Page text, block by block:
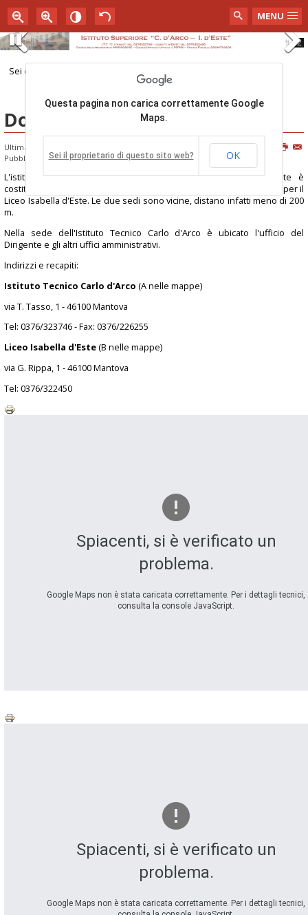
MENU
1
2
Pause
Sei qui:
Dove siamo
Ultima modifica: Giovedì, 06 Ottobre 2011 09:50
Pubblicato: Lunedì, 18 Gennaio 2010 17:53
L'istituto di Istruzione Superiore Carlo d'Arco e Isabella d'Este è
costituito da due sedi, una per l'Istituto Tecnico Carlo d'Arco
ed una per il
Liceo Isabella d'Este. Le due sedi sono vicine, distano infatti meno di 200
m.
Nella sede dell'Istituto Tecnico Carlo d'Arco è ubicato l'ufficio del
Dirigente e gli altri uffici amministrativi.
Indirizzi e recapiti:
Istituto Tecnico Carlo d'Arco(A nelle mappe)
via T. Tasso, 1 - 46100 Mantova
Tel: 0376/323746 - Fax: 0376/226255
Liceo Isabella d'Este(B nelle mappe)
via G. Rippa, 1 - 46100 Mantova
Tel: 0376/322450
Spiacenti, si è verificato un
problema.
Google Maps non è stata caricata correttamente. Per i dettagli tecnici,
consulta la console JavaScript.
Questa pagina non carica correttamente Google
Maps.
Sei il proprietario di questo sito web? OK
Spiacenti, si è verificato un
problema.
Google Maps non è stata caricata correttamente. Per i dettagli tecnici,
Questa pagina non carica correttamente Google
Maps.
Sei il proprietario di questo sito web? OK